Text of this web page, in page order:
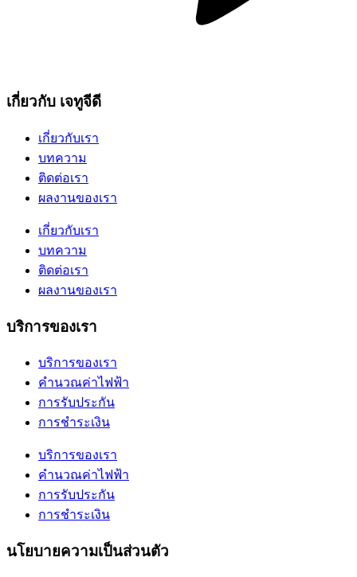
เกี่ยวกับ เจทูจีดี
เกี่ยวกับเรา
บทความ
ติดต่อเรา
ผลงานของเรา
เกี่ยวกับเรา
บทความ
ติดต่อเรา
ผลงานของเรา
บริการของเรา
บริการของเรา
คำนวณค่าไฟฟ้า
การรับประกัน
การชำระเงิน
บริการของเรา
คำนวณค่าไฟฟ้า
การรับประกัน
การชำระเงิน
นโยบายความเป็นส่วนตัว